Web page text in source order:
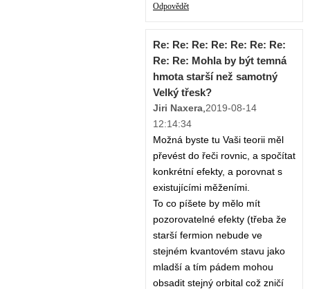
Odpovědět
Re: Re: Re: Re: Re: Re: Re:
Re: Re: Mohla by být temná
hmota starší než samotný
Velký třesk?
Jiri Naxera 2019-08-14
12:14:34
Možná byste tu Vaši teorii měl
převést do řeči rovnic, a spočítat
konkrétní efekty, a porovnat s
existujícími měženími.
To co píšete by mělo mít
pozorovatelné efekty (třeba že
starší fermion nebude ve
stejném kvantovém stavu jako
mladší a tím pádem mohou
obsadit stejný orbital což zničí